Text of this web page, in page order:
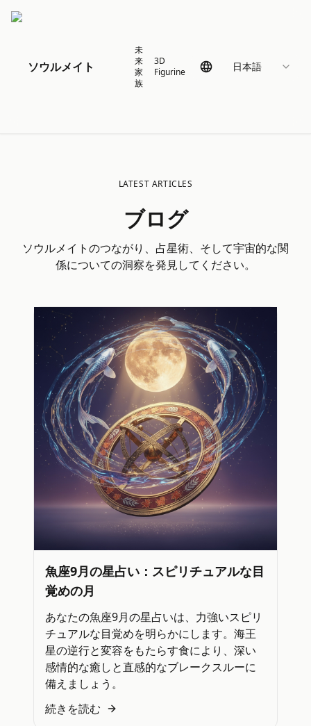
ソウルメイト
未
来
家
族
3D
Figurine
日本語
LATEST ARTICLES
ブログ
ソウルメイトのつながり、占星術、そして宇宙的な関
係についての洞察を発見してください。
魚座9月の星占い：スピリチュアルな目
覚めの月
あなたの魚座9月の星占いは、力強いスピリ
チュアルな目覚めを明らかにします。海王
星の逆行と変容をもたらす食により、深い
感情的な癒しと直感的なブレークスルーに
備えましょう。
続きを読む